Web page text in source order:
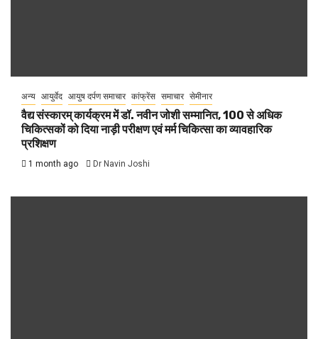
अन्य आयुर्वेद आयुष दर्पण समाचार कांफ्रेंस समाचार सेमीनार
वैद्य संस्कारम् कार्यक्रम में डॉ. नवीन जोशी सम्मानित, 100 से अधिक
चिकित्सकों को दिया नाड़ी परीक्षण एवं मर्म चिकित्सा का व्यावहारिक
प्रशिक्षण
1 month ago Dr Navin Joshi